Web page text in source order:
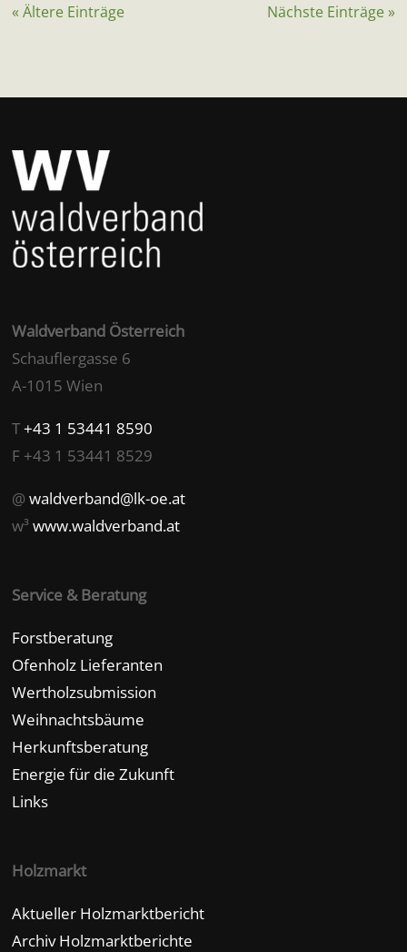
« Ältere Einträge Nächste Einträge »
Waldverband Österreich
Schauflergasse 6
A-1015 Wien
T+43 1 53441 8590
F +43 1 53441 8529
@waldverband@lk-oe.at
w³www.waldverband.at
Service & Beratung
Forstberatung
Ofenholz Lieferanten
Wertholzsubmission
Weihnachtsbäume
Herkunftsberatung
Energie für die Zukunft
Links
Holzmarkt
Aktueller Holzmarktbericht
Archiv Holzmarktberichte